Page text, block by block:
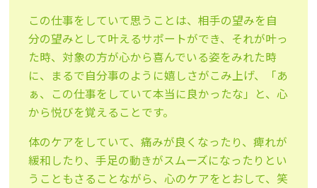
この仕事をしていて思うことは、相手の望みを自
分の望みとして叶えるサポートができ、それが叶っ
た時、対象の方が心から喜んでいる姿をみれた時
に、まるで自分事のように嬉しさがこみ上げ、「あ
ぁ、この仕事をしていて本当に良かったな」と、心
から悦びを覚えることです。
体のケアをしていて、痛みが良くなったり、痺れが
緩和したり、手足の動きがスムーズになったりとい
うこともさることながら、心のケアをとおして、笑